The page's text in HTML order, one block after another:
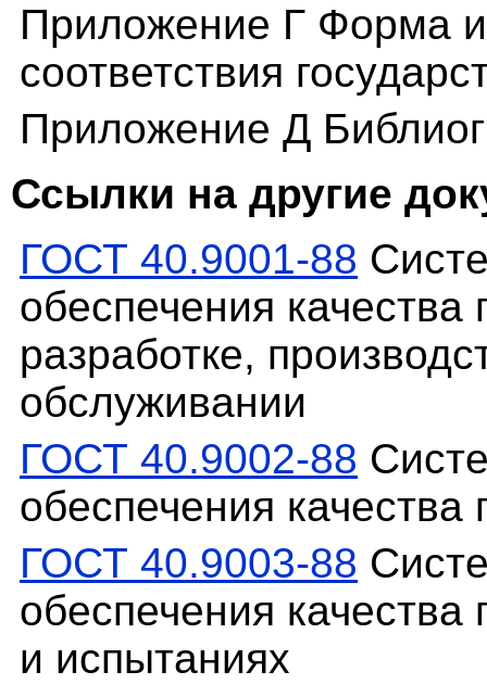
Приложение Г Форма
соответствия
Приложение Д
Ссылки на другие
ГОСТ 40.9001-88
обеспечения
разработке,
обслуживании
ГОСТ 40.9002-88
обеспечения
ГОСТ 40.9003-88
обеспечения
и испытаниях